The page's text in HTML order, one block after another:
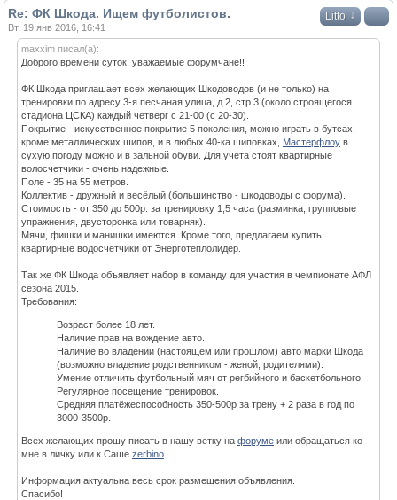
Litto ↓
Re: ФК Шкода. Ищем футболистов.
Вт, 19 янв 2016, 16:41
maxxim писал(а):
Доброго времени суток, уважаемые форумчане!!
ФК Шкода приглашает всех желающих Шкодоводов (и не только) на
тренировки по адресу 3-я песчаная улица, д.2, стр.3 (около строящегося
стадиона ЦСКА) каждый четверг с 21-00 (с 20-30).
Покрытие - искусственное покрытие 5 поколения, можно играть в бутсах,
кроме металлических шипов, и в любых 40-ка шиповках, Мастерфлоу в
сухую погоду можно и в зальной обуви. Для учета стоят квартирные
волосчетчики - очень надежные.
Поле - 35 на 55 метров.
Коллектив - дружный и весёлый (большинство - шкодоводы с форума).
Стоимость - от 350 до 500р. за тренировку 1,5 часа (разминка, групповые
упражнения, двусторонка или товарняк).
Мячи, фишки и манишки имеются. Кроме того, предлагаем купить
квартирные водосчетчики от Энерготеплолидер.
Так же ФК Шкода объявляет набор в команду для участия в чемпионате АФЛ
сезона 2015.
Требования:
Возраст более 18 лет.
Наличие прав на вождение авто.
Наличие во владении (настоящем или прошлом) авто марки Шкода
(возможно владение родственником - женой, родителями).
Умение отличить футбольный мяч от регбийного и баскетбольного.
Регулярное посещение тренировок.
Средняя платёжеспособность 350-500р за трену + 2 раза в год по
3000-3500р.
Всех желающих прошу писать в нашу ветку на форуме или обращаться ко
мне в личку или к Саше zerbino
Информация актуальна весь срок размещения объявления.
Спасибо!